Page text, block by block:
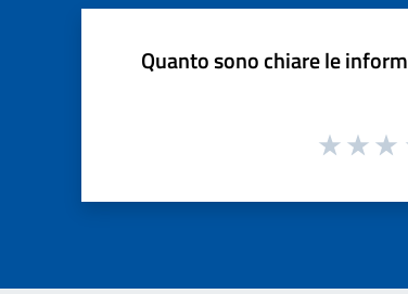
Quanto sono chiare le